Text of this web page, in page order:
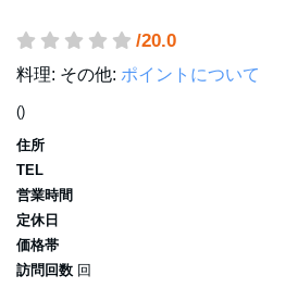
/20.0
料理: その他: ポイントについて
()
住所
TEL
営業時間
定休日
価格帯
訪問回数 回